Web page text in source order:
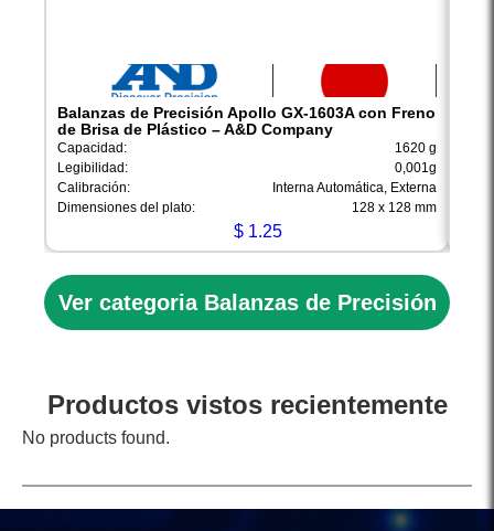
Balanzas de Precisión Apollo GX-1603A con Freno
de Brisa de Plástico – A&D Company
Capacidad:
1620 g
Legibilidad:
0,001g
Calibración:
Interna Automática, Externa
Dimensiones del plato:
128 x 128 mm
$ 1.25
Ver categoria Balanzas de Precisión
Productos vistos recientemente
No products found.